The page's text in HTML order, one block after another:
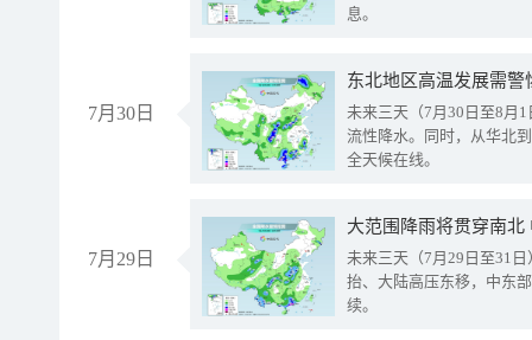
息。
7月30日
东北地区高温发展需
未来三天（7月30日至8月
流性降水。同时，从华北
全天候在线。
7月29日
大范围降雨将贯穿南
未来三天（7月29日至31
抬、大陆高压东移，中东
续。